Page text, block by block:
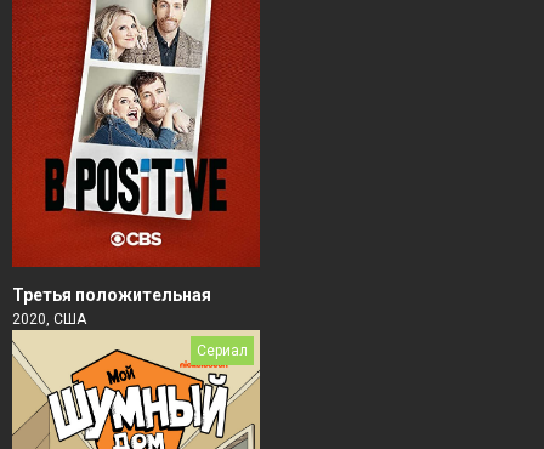
Третья положительная
2020, США
Сериал